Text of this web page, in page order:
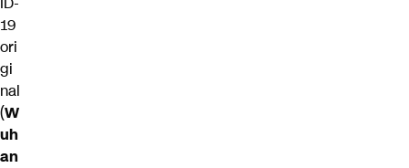
19
ori
gi
nal
(W
uh
an